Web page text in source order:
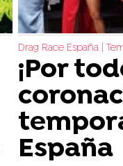
Drag Race España |
¡Por
España